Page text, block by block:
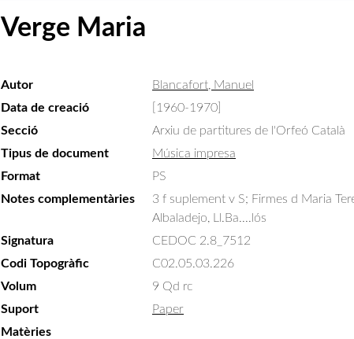
Verge Maria
Autor
Blancafort, Manuel
Data de creació
[1960-1970]
Secció
Arxiu de partitures de l'Orfeó Català
Tipus de document
Música impresa
Format
PS
Notes complementàries
3 f suplement v S; Firmes d Maria
Albaladejo, Ll.Ba....lós
Signatura
CEDOC 2.8_7512
Codi Topogràfic
C02.05.03.226
Volum
9 Qd rc
Suport
Paper
Matèries